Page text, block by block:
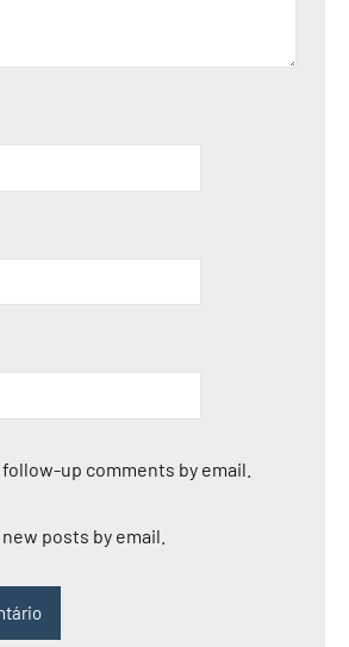
up comments by email.
posts by email.